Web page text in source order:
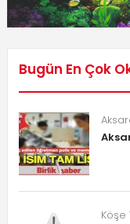
Bugün En Çok
Köşe